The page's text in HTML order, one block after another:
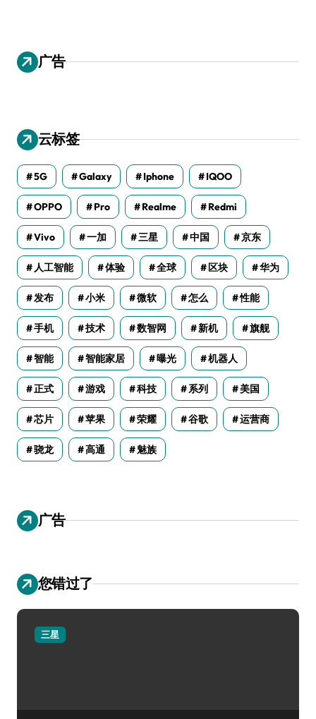
广告
云标签
5G Galaxy Iphone IQOO
OPPO Pro Realme Redmi
Vivo 一加 三星 中国 京东
人工智能 体验 全球 区块 华为
发布 小米 微软 怎么 性能
手机 技术 数智网 新机 旗舰
智能 智能家居 曝光 机器人
正式 游戏 科技 系列 美国
芯片 苹果 荣耀 谷歌 运营商
骁龙 高通 魅族
广告
您错过了
三星